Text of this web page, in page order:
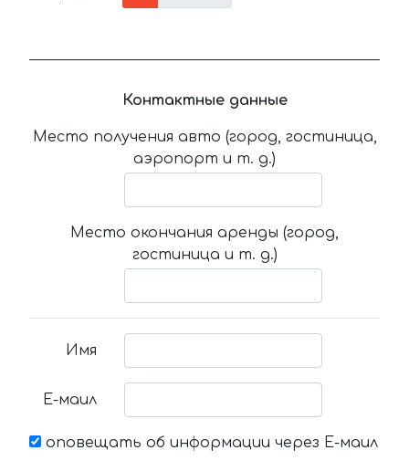
Контактные данные
Место получения авто (город, гостиница,
аэропорт и т. д.)
Место окончания аренды (город,
гостиница и т. д.)
Имя
Е-маил
оповещать об информации через Е-маил